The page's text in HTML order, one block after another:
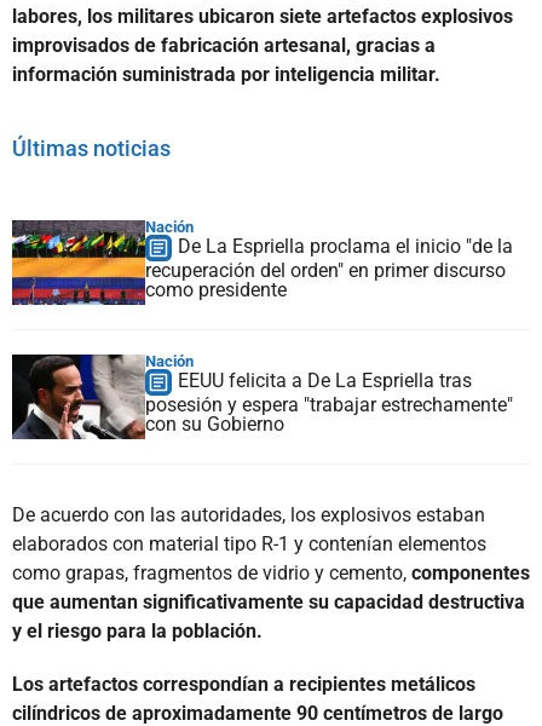
labores, los militares ubicaron siete artefactos explosivos
improvisados de fabricación artesanal, gracias a
información suministrada por inteligencia militar.
Últimas noticias
Nación
De La Espriella proclama el inicio "de la
recuperación del orden" en primer discurso
como presidente
Nación
EEUU felicita a De La Espriella tras
posesión y espera "trabajar estrechamente"
con su Gobierno
De acuerdo con las autoridades, los explosivos estaban
elaborados con material tipo R-1 y contenían elementos
como grapas, fragmentos de vidrio y cemento, componentes
que aumentan significativamente su capacidad destructiva
y el riesgo para la población.
Los artefactos correspondían a recipientes metálicos
cilíndricos de aproximadamente 90 centímetros de largo